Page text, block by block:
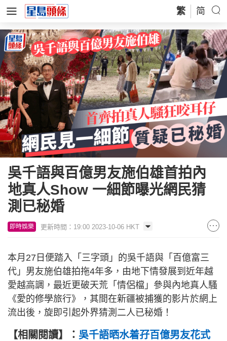
繁 简
吳千語與百億男友施伯雄首拍內
地真人Show 一細節曝光網民猜
測已秘婚
即時娛樂 更新時間：19:00 2023-10-06 HKT
本月27日便踏入「三字頭」的吳千語與「百億富三
代」男友施伯雄拍拖4年多，由地下情發展到近年越
愛越高調，最近更破天荒「情侶檔」參與內地真人騷
《愛的修學旅行》，其間在新疆被捕獲的影片於網上
流出後，旋即引起外界猜測二人已秘婚！
【相關閱讀】： 吳千語晒水着孖百億男友花式